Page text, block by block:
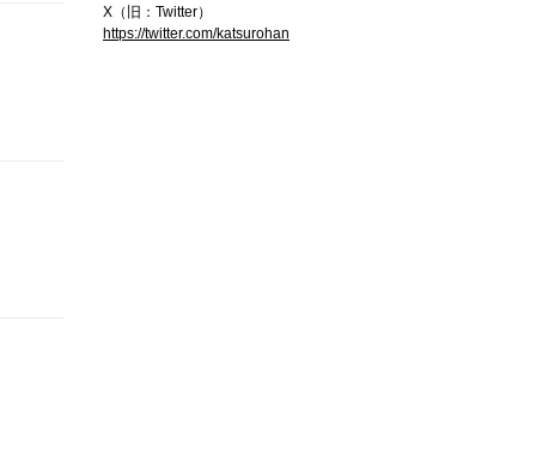
X（旧：Twitter）
https://twitter.com/katsurohan